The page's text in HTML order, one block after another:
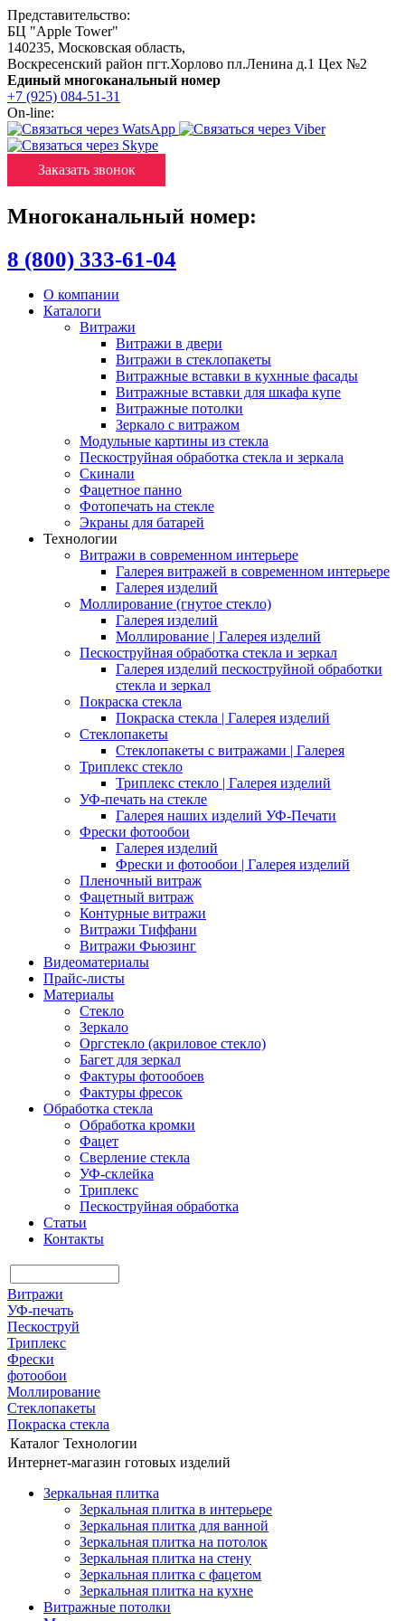
Представительство:
БЦ "Apple Tower"
140235, Московская область,
Воскресенский район пгт.Хорлово пл.Ленина д.1 Цех №2
Единый многоканальный номер
+7 (925) 084-51-31
On-line:
Заказать звонок
Многоканальный номер:
8 (800) 333-61-04
О компании
Каталоги
Витражи
Витражи в двери
Витражи в стеклопакеты
Витражные вставки в кухнные фасады
Витражные вставки для шкафа купе
Витражные потолки
Зеркало с витражом
Модульные картины из стекла
Пескоструйная обработка стекла и зеркала
Скинали
Фацетное панно
Фотопечать на стекле
Экраны для батарей
Технологии
Витражи в современном интерьере
Галерея витражей в современном интерьере
Галерея изделий
Моллирование (гнутое стекло)
Галерея изделий
Моллирование | Галерея изделий
Пескоструйная обработка стекла и зеркал
Галерея изделий пескоструйной обработки
стекла и зеркал
Покраска стекла
Покраска стекла | Галерея изделий
Стеклопакеты
Стеклопакеты с витражами | Галерея
Триплекс стекло
Триплекс стекло | Галерея изделий
УФ-печать на стекле
Галерея наших изделий УФ-Печати
Фрески фотообои
Галерея изделий
Фрески и фотообои | Галерея изделий
Пленочный витраж
Фацетный витраж
Контурные витражи
Витражи Тиффани
Витражи Фьюзинг
Видеоматериалы
Прайс-листы
Материалы
Стекло
Зеркало
Оргстекло (акриловое стекло)
Багет для зеркал
Фактуры фотообоев
Фактуры фресок
Обработка стекла
Обработка кромки
Фацет
Сверление стекла
УФ-склейка
Триплекс
Пескоструйная обработка
Статьи
Контакты
Витражи
УФ-печать
Пескоструй
Триплекс
Фрески
фотообои
Моллирование
Стеклопакеты
Покраска стекла
Каталог Технологии
Интернет-магазин готовых изделий
Зеркальная плитка
Зеркальная плитка в интерьере
Зеркальная плитка для ванной
Зеркальная плитка на потолок
Зеркальная плитка на стену
Зеркальная плитка с фацетом
Зеркальная плитка на кухне
Витражные потолки